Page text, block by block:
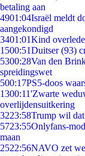
betaling aan
4901:04Israël meldt
aangekondigd
3401:01Kind
1500:51Duitser (93)
5300:28Van den
spreidingswet
500:17PS5-doos
1300:11'Zwarte
overlijdensuitkering
3223:58Trump wil
5723:55Onlyfans-
maan
2522:56NAVO zet